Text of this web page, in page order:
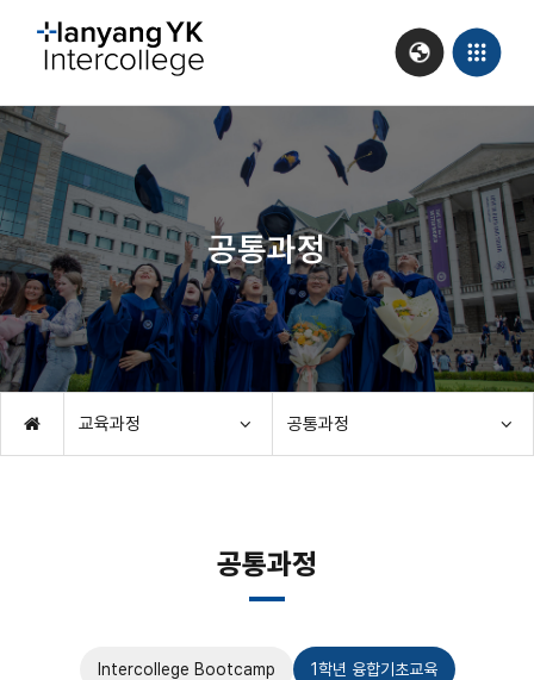
공통과정
교육과정 공통과정
공통과정
Intercollege Bootcamp 1학년 융합기초교육